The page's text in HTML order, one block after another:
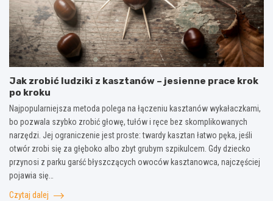
Jak zrobić ludziki z kasztanów – jesienne prace krok
po kroku
Najpopularniejsza metoda polega na łączeniu kasztanów wykałaczkami,
bo pozwala szybko zrobić głowę, tułów i ręce bez skomplikowanych
narzędzi. Jej ograniczenie jest proste: twardy kasztan łatwo pęka, jeśli
otwór zrobi się za głęboko albo zbyt grubym szpikulcem. Gdy dziecko
przynosi z parku garść błyszczących owoców kasztanowca, najczęściej
pojawia się…
Czytaj dalej